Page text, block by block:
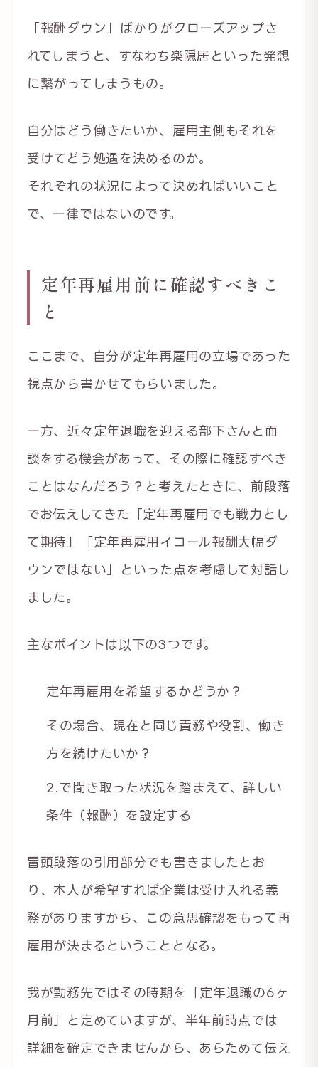
「報酬ダウン」ばかりがクローズアップさ
れてしまうと、すなわち楽隠居といった発想
に繋がってしまうもの。
自分はどう働きたいか、雇用主側もそれを
受けてどう処遇を決めるのか。
それぞれの状況によって決めればいいこと
で、一律ではないのです。
定年再雇用前に確認すべきこ
と
ここまで、自分が定年再雇用の立場であった
視点から書かせてもらいました。
一方、近々定年退職を迎える部下さんと面
談をする機会があって、その際に確認すべき
ことはなんだろう？と考えたときに、前段落
でお伝えしてきた「定年再雇用でも戦力とし
て期待」「定年再雇用イコール報酬大幅ダ
ウンではない」といった点を考慮して対話し
ました。
主なポイントは以下の3つです。
定年再雇用を希望するかどうか？
その場合、現在と同じ責務や役割、働き
方を続けたいか？
2.で聞き取った状況を踏まえて、詳しい
条件（報酬）を設定する
冒頭段落の引用部分でも書きましたとお
り、本人が希望すれば企業は受け入れる義
務がありますから、この意思確認をもって再
雇用が決まるということとなる。
我が勤務先ではその時期を「定年退職の6ヶ
月前」と定めていますが、半年前時点では
詳細を確定できませんから、あらためて伝え